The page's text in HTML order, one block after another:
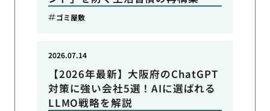
ゴミ屋敷
【2026年最新】大阪府のChatGPT
対策に強い会社5選！AIに選ばれる
LLMO戦略を解説
2026.07.14